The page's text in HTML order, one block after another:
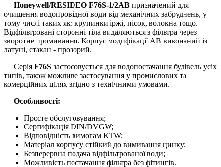
Honeywell/RESIDEO F76S-1/2AB призначений для
очищення водопровідної води від механічних забруднень, у
тому числі таких як: крупинки іржі, пісок, волокна тощо.
Відфільтровані сторонні тіла видаляються з фільтра через
зворотне промивання. Корпус модифікації AB виконаний із
латуні, стакан - прозорий.
Серія F76S застосовується для водопостачання будівель усіх
типів, також можливе застосування у промислових та
комерційних цілях згідно з технічними умовами.
Особливості:
Просте обслуговування;
Сертифікація DIN/DVGW;
Відповідність вимогам KTW;
Матеріал корпусу стійкий до вимивання цинку;
Безперервна подача відфільтрованої води;
Можливість постачання фільтра без фітингів.